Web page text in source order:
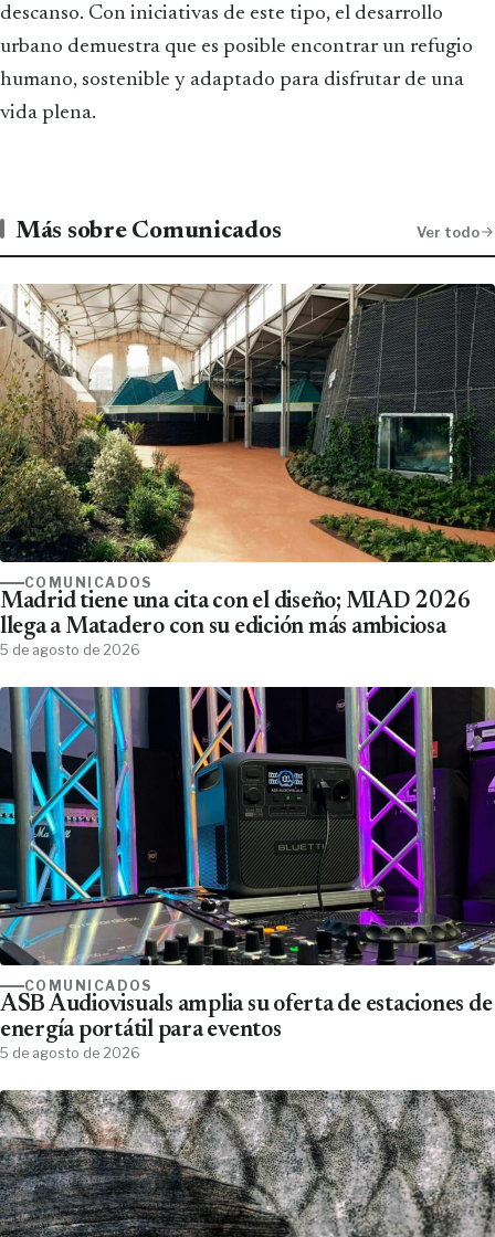
descanso. Con iniciativas de este tipo, el desarrollo
urbano demuestra que es posible encontrar un refugio
humano, sostenible y adaptado para disfrutar de una
vida plena.
Más sobre Comunicados Ver todo
COMUNICADOS
Madrid tiene una cita con el diseño; MIAD 2026
llega a Matadero con su edición más ambiciosa
5 de agosto de 2026
COMUNICADOS
ASB Audiovisuals amplia su oferta de estaciones de
energía portátil para eventos
5 de agosto de 2026